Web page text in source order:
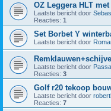
OZ Leggera HLT
Laatste bericht door
Reacties: 1
Set Borbet Y
Laatste bericht door
Laatste bericht door
Reacties: 3
Golf r20 tekoop
Laatste bericht door
Reacties: 7